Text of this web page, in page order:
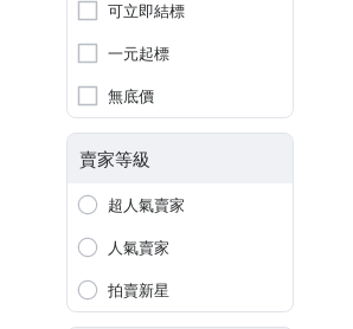
可立即結標
一元起標
無底價
賣家等級
超人氣賣家
人氣賣家
拍賣新星